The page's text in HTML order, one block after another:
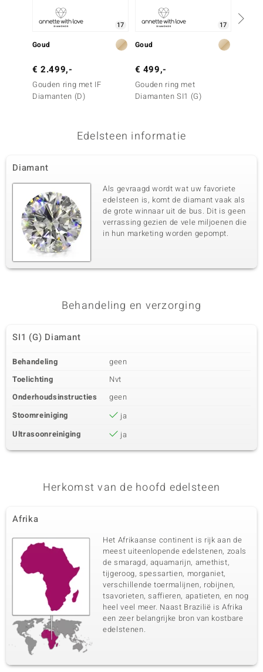
17
Goud
€ 2.499,-
Gouden ring met IF
Diamanten (D)
17
Goud
€ 499,-
Gouden ring met
Diamanten SI1 (G)
Edelsteen informatie
Diamant
Als gevraagd wordt wat uw favoriete
edelsteen is, komt de diamant vaak als
de grote winnaar uit de bus. Dit is geen
verrassing gezien de vele miljoenen die
in hun marketing worden gepompt.
Behandeling en verzorging
SI1 (G) Diamant
Behandeling
geen
Toelichting
Nvt
Onderhoudsinstructies
geen
Stoomreiniging
ja
Ultrasoonreiniging
ja
Herkomst van de hoofd edelsteen
Afrika
Het Afrikaanse continent is rijk aan de
meest uiteenlopende edelstenen, zoals
de smaragd, aquamarijn, amethist,
tijgeroog, spessartien, morganiet,
verschillende toermalijnen, robijnen,
tsavorieten, saffieren, apatieten, en nog
heel veel meer. Naast Brazilië is Afrika
een zeer belangrijke bron van kostbare
edelstenen.